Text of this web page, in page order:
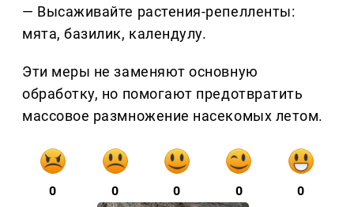
— Высаживайте растения-репелленты:
мята, базилик, календулу.
Эти меры не заменяют основную
обработку, но помогают предотвратить
массовое размножение насекомых летом.
0 0 0 0 0